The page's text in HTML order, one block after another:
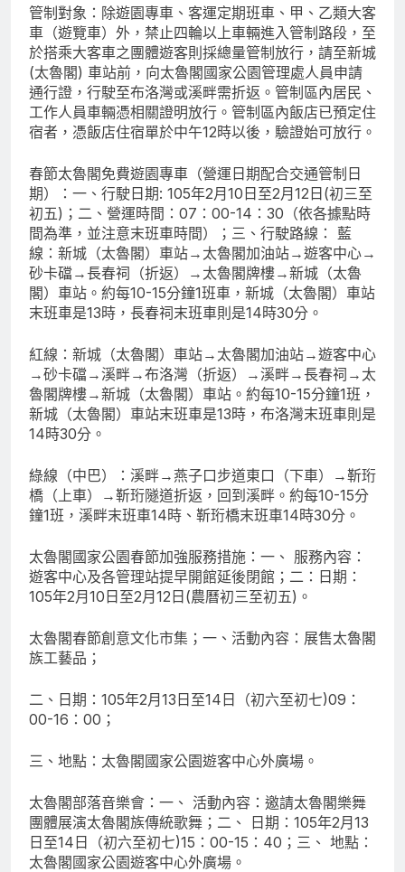
管制對象：除遊園專車、客運定期班車、甲、乙類大客
車（遊覽車）外，禁止四輪以上車輛進入管制路段，至
於搭乘大客車之團體遊客則採總量管制放行，請至新城
(太魯閣) 車站前，向太魯閣國家公園管理處人員申請
通行證，行駛至布洛灣或溪畔需折返。管制區內居民、
工作人員車輛憑相關證明放行。管制區內飯店已預定住
宿者，憑飯店住宿單於中午12時以後，驗證始可放行。
春節太魯閣免費遊園專車（營運日期配合交通管制日
期）：一、行駛日期: 105年2月10日至2月12日(初三至
初五)；二、營運時間：07：00-14：30（依各據點時
間為準，並注意末班車時間）；三、行駛路線： 藍
線：新城（太魯閣）車站→太魯閣加油站→遊客中心→
砂卡礑→長春祠（折返）→太魯閣牌樓→新城（太魯
閣）車站。約每10-15分鐘1班車，新城（太魯閣）車站
末班車是13時，長春祠末班車則是14時30分。
紅線：新城（太魯閣）車站→太魯閣加油站→遊客中心
→砂卡礑→溪畔→布洛灣（折返）→溪畔→長春祠→太
魯閣牌樓→新城（太魯閣）車站。約每10-15分鐘1班，
新城（太魯閣）車站末班車是13時，布洛灣末班車則是
14時30分。
綠線（中巴）：溪畔→燕子口步道東口（下車）→靳珩
橋（上車）→靳珩隧道折返，回到溪畔。約每10-15分
鐘1班，溪畔末班車14時、靳珩橋末班車14時30分。
太魯閣國家公園春節加強服務措施：一、 服務內容：
遊客中心及各管理站提早開館延後閉館；二：日期：
105年2月10日至2月12日(農曆初三至初五)。
太魯閣春節創意文化市集；一、活動內容：展售太魯閣
族工藝品；
二、日期：105年2月13日至14日（初六至初七)09：
00-16：00；
三、地點：太魯閣國家公園遊客中心外廣場。
太魯閣部落音樂會：一、 活動內容：邀請太魯閣樂舞
團體展演太魯閣族傳統歌舞；二、 日期：105年2月13
日至14日（初六至初七)15：00-15：40；三、 地點：
太魯閣國家公園遊客中心外廣場。